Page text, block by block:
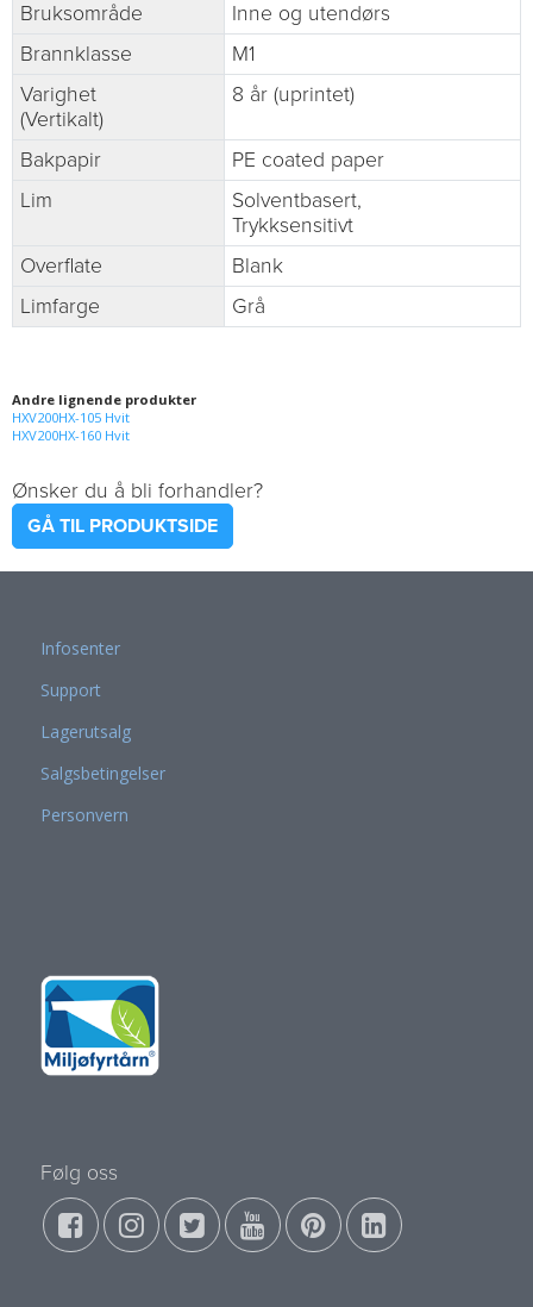
Bruksområde
Inne og utendørs
Brannklasse
M1
Varighet
(Vertikalt)
8 år (uprintet)
Bakpapir
PE coated paper
Lim
Solventbasert,
Trykksensitivt
Overflate
Blank
Limfarge
Grå
Andre lignende produkter
HXV200HX-105 Hvit
HXV200HX-160 Hvit
Ønsker du å bli forhandler?
GÅ TIL PRODUKTSIDE
Infosenter
Support
Lagerutsalg
Salgsbetingelser
Personvern
Følg oss